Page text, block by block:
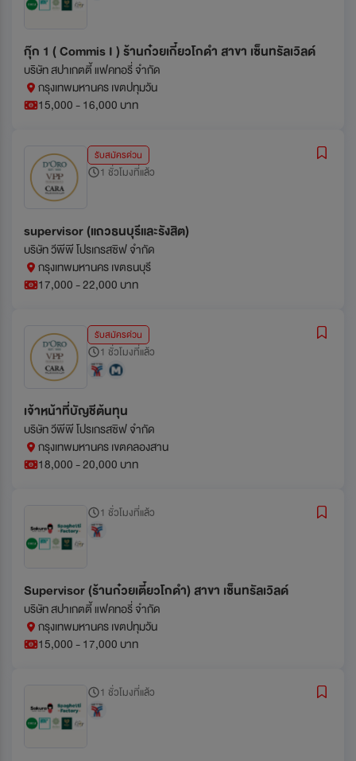
กุ๊ก 1 ( Commis I ) ร้านก๋วยเกี๋ยวโกดำ สาขา เซ็นทรัลเวิลด์
บริษัท สปาเกตตี้ แฟคทอรี่ จำกัด
กรุงเทพมหานคร เขตปทุมวัน
15,000 - 16,000 บาท
รับสมัครด่วน
1 ชั่วโมงที่แล้ว
supervisor (แถวธนบุรีและรังสิต)
บริษัท วีพีพี โปรเกรสซิฟ จำกัด
กรุงเทพมหานคร เขตธนบุรี
17,000 - 22,000 บาท
รับสมัครด่วน
1 ชั่วโมงที่แล้ว
เจ้าหน้าที่บัญชีต้นทุน
บริษัท วีพีพี โปรเกรสซิฟ จำกัด
กรุงเทพมหานคร เขตคลองสาน
18,000 - 20,000 บาท
1 ชั่วโมงที่แล้ว
Supervisor (ร้านก๋วยเตี๋ยวโกดำ) สาขา เซ็นทรัลเวิลด์
บริษัท สปาเกตตี้ แฟคทอรี่ จำกัด
กรุงเทพมหานคร เขตปทุมวัน
15,000 - 17,000 บาท
1 ชั่วโมงที่แล้ว